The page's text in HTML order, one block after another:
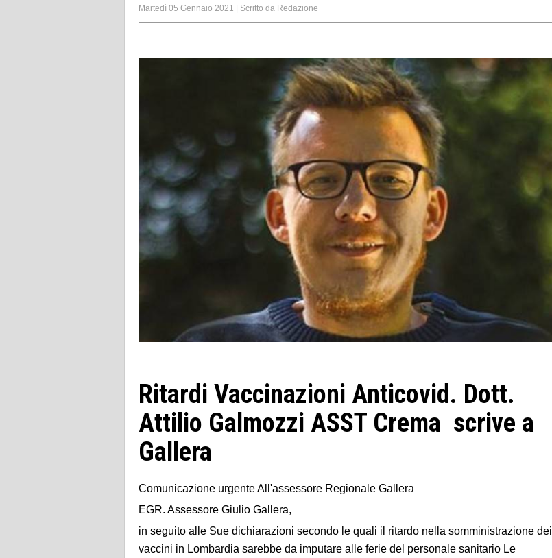
Martedì 05 Gennaio 2021 | Scritto da Redazione
Ritardi Vaccinazioni Anticovid. Dott.
Attilio Galmozzi ASST Crema scrive a
Gallera
Comunicazione urgente All'assessore Regionale Gallera
EGR. Assessore Giulio Gallera,
in seguito alle Sue dichiarazioni secondo le quali il ritardo nella somministrazione dei
vaccini in Lombardia sarebbe da imputare alle ferie del personale sanitario Le